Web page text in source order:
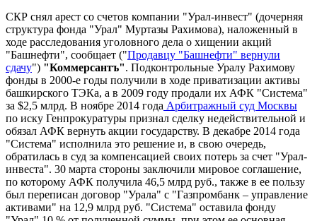
СКР снял арест со счетов компании "Урал-инвест" (дочерняя
структура фонда "Урал" Муртазы Рахимова), наложенный в
ходе расследования уголовного дела о хищении акций
"Башнефти", сообщает ("Продавцу "Башнефти" вернули
сдачу") "Коммерсантъ". Подконтрольные Уралу Рахимову
фонды в 2000-е годы получили в ходе приватизации активы
башкирского ТЭКа, а в 2009 году продали их АФК "Система"
за $2,5 млрд. В ноябре 2014 года Арбитражный суд Москвы
по иску Генпрокуратуры признал сделку недействительной и
обязал АФК вернуть акции государству. В декабре 2014 года
"Система" исполнила это решение и, в свою очередь,
обратилась в суд за компенсацией своих потерь за счет "Урал-
инвеста". 30 марта стороны заключили мировое соглашение,
по которому АФК получила 46,5 млрд руб., также в ее пользу
был переписан договор "Урала" с "Газпромбанк – управление
активами" на 12,9 млрд руб. "Система" оставила фонду